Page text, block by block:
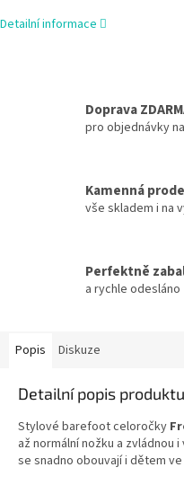
Detailní informace
Doprava
pro objednávky
Kamenná
vše skladem i na
Perfektně
a rychle odesláno
Popis Diskuze
Detailní popis produktu
Stylové barefoot celoročky
až normální nožku a zvládnou
se snadno obouvají i dětem